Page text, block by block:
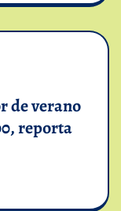
de verano
reporta